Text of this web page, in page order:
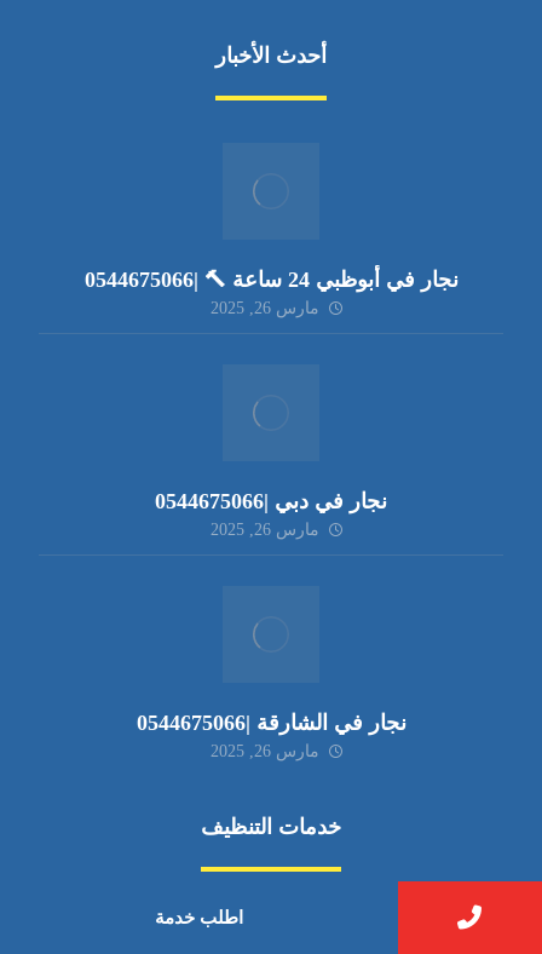
أحدث الأخبار
نجار في أبوظبي 24 ساعة 🔨 |0544675066
مارس 26, 2025
نجار في دبي |0544675066
مارس 26, 2025
نجار في الشارقة |0544675066
مارس 26, 2025
خدمات التنظيف
مكافحة الآفاتاطلب خدمة